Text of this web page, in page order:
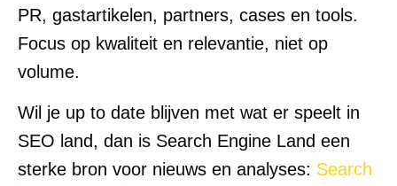
PR, gastartikelen, partners, cases en tools.
Focus op kwaliteit en relevantie, niet op
volume.
Wil je up to date blijven met wat er speelt in
SEO land, dan is Search Engine Land een
sterke bron voor nieuws en analyses: Search